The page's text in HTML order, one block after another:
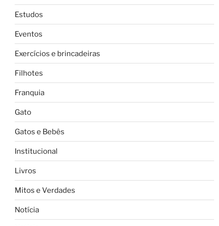
Estudos
Eventos
Exercícios e brincadeiras
Filhotes
Franquia
Gato
Gatos e Bebês
Institucional
Livros
Mitos e Verdades
Notícia